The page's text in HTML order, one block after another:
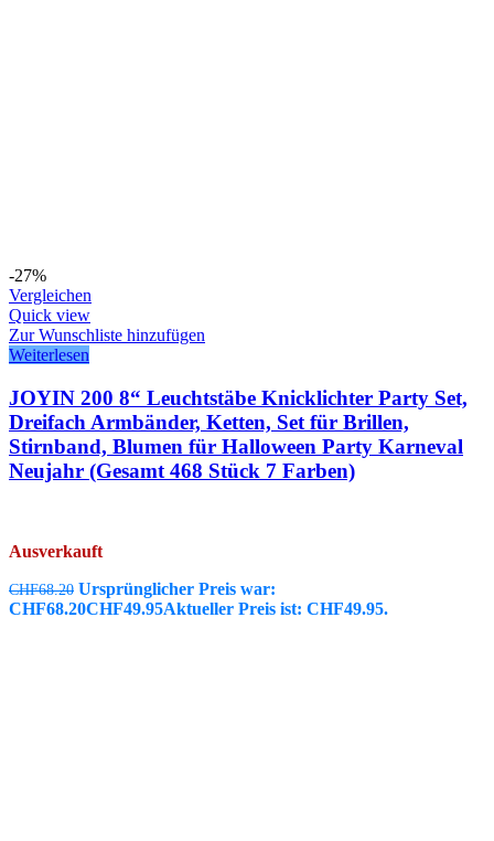
-27%
Vergleichen
Quick view
Zur Wunschliste hinzufügen
Weiterlesen
JOYIN 200 8“ Leuchtstäbe Knicklichter Party Set,
Dreifach Armbänder, Ketten, Set für Brillen,
Stirnband, Blumen für Halloween Party Karneval
Neujahr (Gesamt 468 Stück 7 Farben)
Ausverkauft
CHF68.20 Ursprünglicher Preis war:
CHF68.20CHF49.95Aktueller Preis ist: CHF49.95.